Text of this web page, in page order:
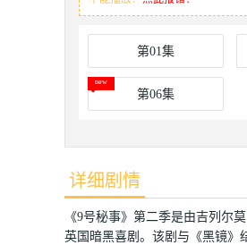
第01集
第06集
详细剧情
《9号秘事》第二季是由吉列尔
英国暗黑喜剧。该剧与《黑镜》